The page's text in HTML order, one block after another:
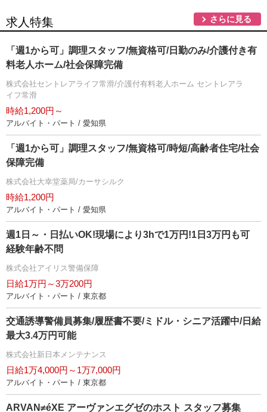
求人特集 さらに見る
「週1から可」調理スタッフ/無資格可/日勤のみ/介護付き有
料老人ホーム/社会保障完備
株式会社セントレアライフ常滑/介護付有料老人ホーム セントレアラ
イフ常滑
時給1,200円～
アルバイト・パート / 愛知県
「週1から可」調理スタッフ/無資格可/時短/高齢者住宅/社会
保障完備
株式会社大幸堂薬局/カーサシルク
時給1,200円
アルバイト・パート / 愛知県
週1日～・日払いOK!現場により3hで1万円!1日3万円も可
経験年齢不問
株式会社アイリス警備保障
日給1万円～3万200円
アルバイト・パート / 東京都
交通誘導警備員募集/履歴書不要/ミドル・シニア活躍中/日給
最大3.4万円可能
株式会社新日本メンテナンス
日給1万4,000円～1万7,000円
アルバイト・パート / 東京都
ARVAN≠éXE アーヴァンエグゼのホスト スタッフ募集